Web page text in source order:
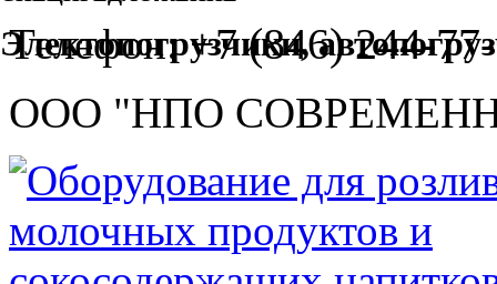
Телефон:+7 (846) 244-
ООО "НПО
Электопогрузчики,